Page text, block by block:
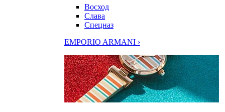
Восход
Слава
Спецназ
EMPORIO ARMANI ›